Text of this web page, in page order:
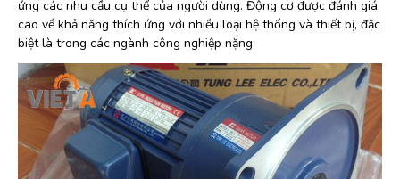
ứng các nhu cầu cụ thể của người dùng. Động cơ được đánh giá
cao về khả năng thích ứng với nhiều loại hệ thống và thiết bị, đặc
biệt là trong các ngành công nghiệp nặng.